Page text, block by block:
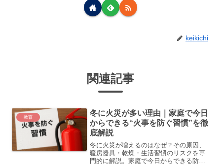
keikichi
関連記事
教育
冬に火災が多い理由｜家庭で今日
からできる“火事を防ぐ習慣”を徹
底解説
冬に火災が増えるのはなぜ？その原因、
暖房器具・乾燥・生活習慣のリスクを専
門的に解説。家庭で今日からできる防火